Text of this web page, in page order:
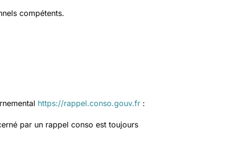
compétents.
https://rappel.conso.gouv.fr :
par un rappel conso est toujours